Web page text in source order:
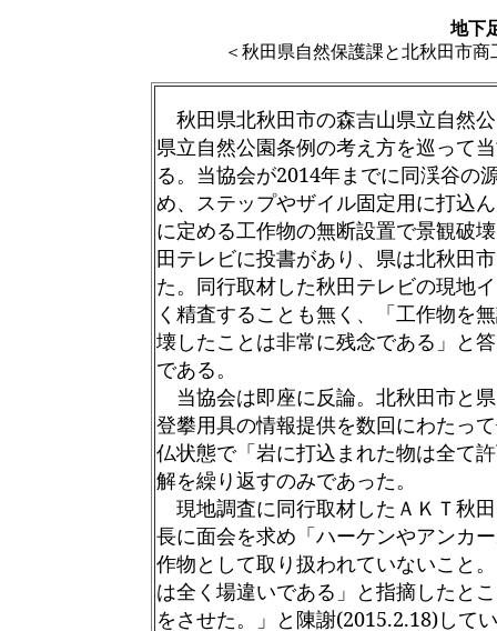
地下
＜秋田県自然保護課と北秋田市
秋田県北秋田市の森吉山県立自然
県立自然公園条例の考え方を巡って
る。当協会が2014年までに同渓谷の
め、ステップやザイル固定用に打込
に定める工作物の無断設置で景観破
田テレビに投書があり、県は北秋田
た。同行取材した秋田テレビの現地
く精査することも無く、「工作物を
壊したことは非常に残念である」と
である。
当協会は即座に反論。北秋田市と
登攀用具の情報提供を数回にわたっ
仏状態で「岩に打込まれた物は全て
解を繰り返すのみであった。
現地調査に同行取材したＡＫＴ秋
長に面会を求め「ハーケンやアンカ
作物として取り扱われていないこと
は全く場違いである」と指摘したと
をさせた。」と陳謝(2015.2.18)して